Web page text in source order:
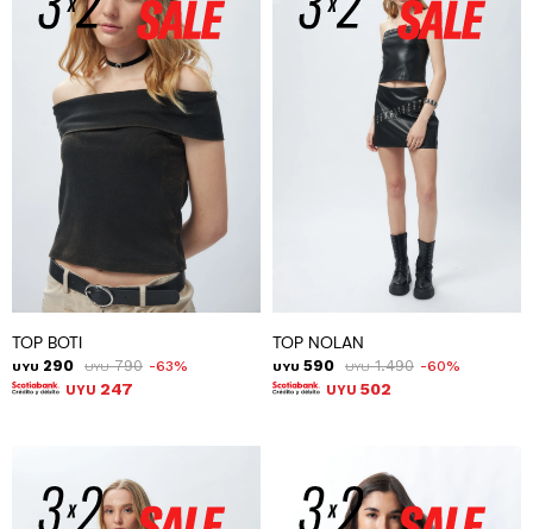
TOP BOTI
UYU 290 UYU 790 63
UYU 247
TOP NOLAN
UYU 590 UYU 1.490 60
UYU 502